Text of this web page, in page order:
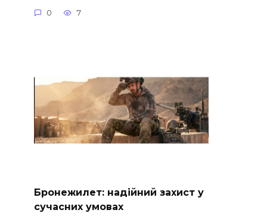
0 7
Бронежилет: надійний захист у
сучасних умовах